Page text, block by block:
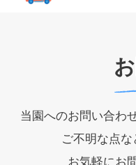
当園へのお問い合わ
ご不明な点な
お気軽にお